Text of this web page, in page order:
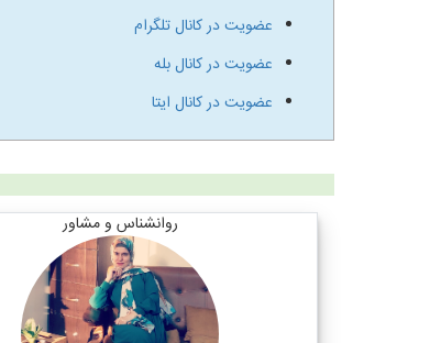
عضویت در کانال تلگرام
عضویت در کانال بله
عضویت در کانال ایتا
روانشناس و مشاور